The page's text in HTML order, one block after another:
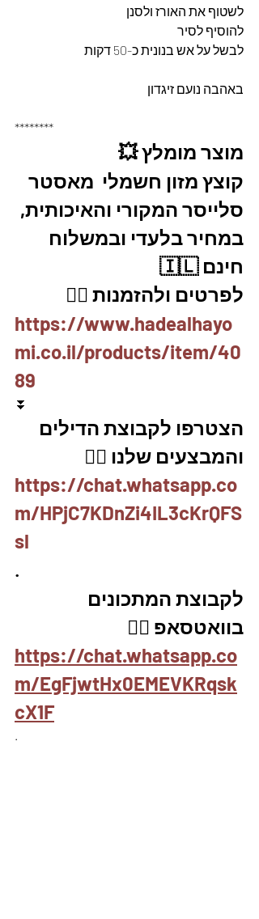
לשטוף את האורז ולסנן
להוסיף לסיר
לבשל על אש בנונית כ-50 דקות
באהבה נועם זיגדון
********
מוצר מומלץ 💥
קוצץ מזון חשמלי  מאסטר
סלייסר המקורי והאיכותית,
במחיר בלעדי ובמשלוח
חינם 🇮🇱
לפרטים ולהזמנות 👇🏼
https://www.hadealhayo
mi.co.il/products/item/40
89
⏬
הצטרפו לקבוצת הדילים
והמבצעים שלנו 👇🏽
https://chat.whatsapp.co
m/HPjC7KDnZi4IL3cKrQFS
sl
.
לקבוצת המתכונים
בוואטסאפ 👇🏽
https://chat.whatsapp.co
m/EgFjwtHx0EMEVKRqsk
cX1F
.